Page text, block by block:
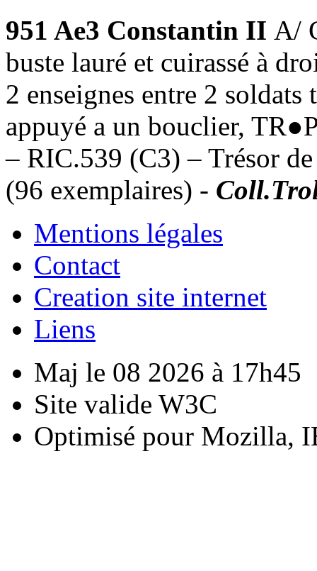
951 Ae3 Constantin II A/
buste lauré et cuirassé à
2 enseignes entre 2 soldats
appuyé a un bouclier,
– RIC.539 (C3) – Trésor
(96 exemplaires) -
Mentions légales
Contact
Creation site internet
Liens
Maj le 08 2026 à 17h45
Site valide W3C
Optimisé pour Mozilla,